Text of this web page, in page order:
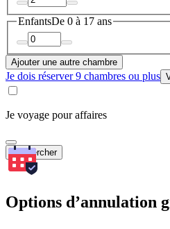
EnfantsDe 0 à 17 ans
Ajouter une autre chambre
Je dois réserver 9 chambres ou plus
Je voyage pour affaires
Rechercher
Options d’annulation